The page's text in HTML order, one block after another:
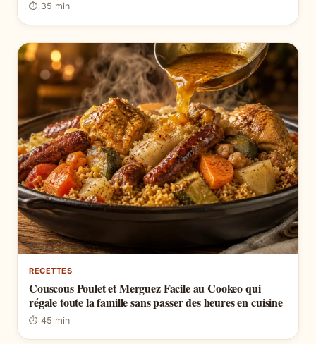
⏱ 35 min
RECETTES
Couscous Poulet et Merguez Facile au Cookeo qui
régale toute la famille sans passer des heures en cuisine
⏱ 45 min